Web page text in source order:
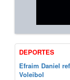
DEPORTES
Efraim Daniel
Voleibol